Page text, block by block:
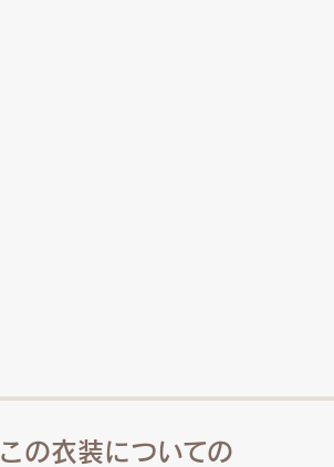
この衣装についての